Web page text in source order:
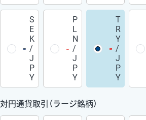
S
E
K
/
J
P
Y
P
L
N
/
J
P
Y
T
R
Y
/
J
P
Y
対円通貨取引（ラージ銘柄）